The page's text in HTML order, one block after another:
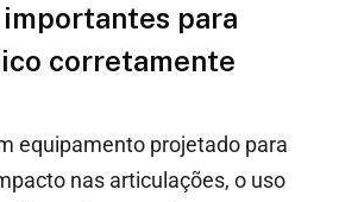
para
corretamente
equipamento projetado para
nas articulações, o uso